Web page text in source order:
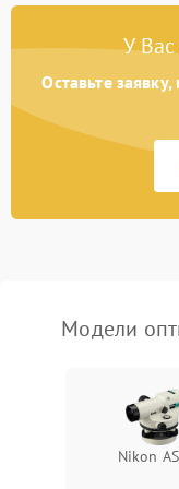
Царапины на линзах
Потеря резкости
Искажение
У
Оставьте
Модели
Nikon